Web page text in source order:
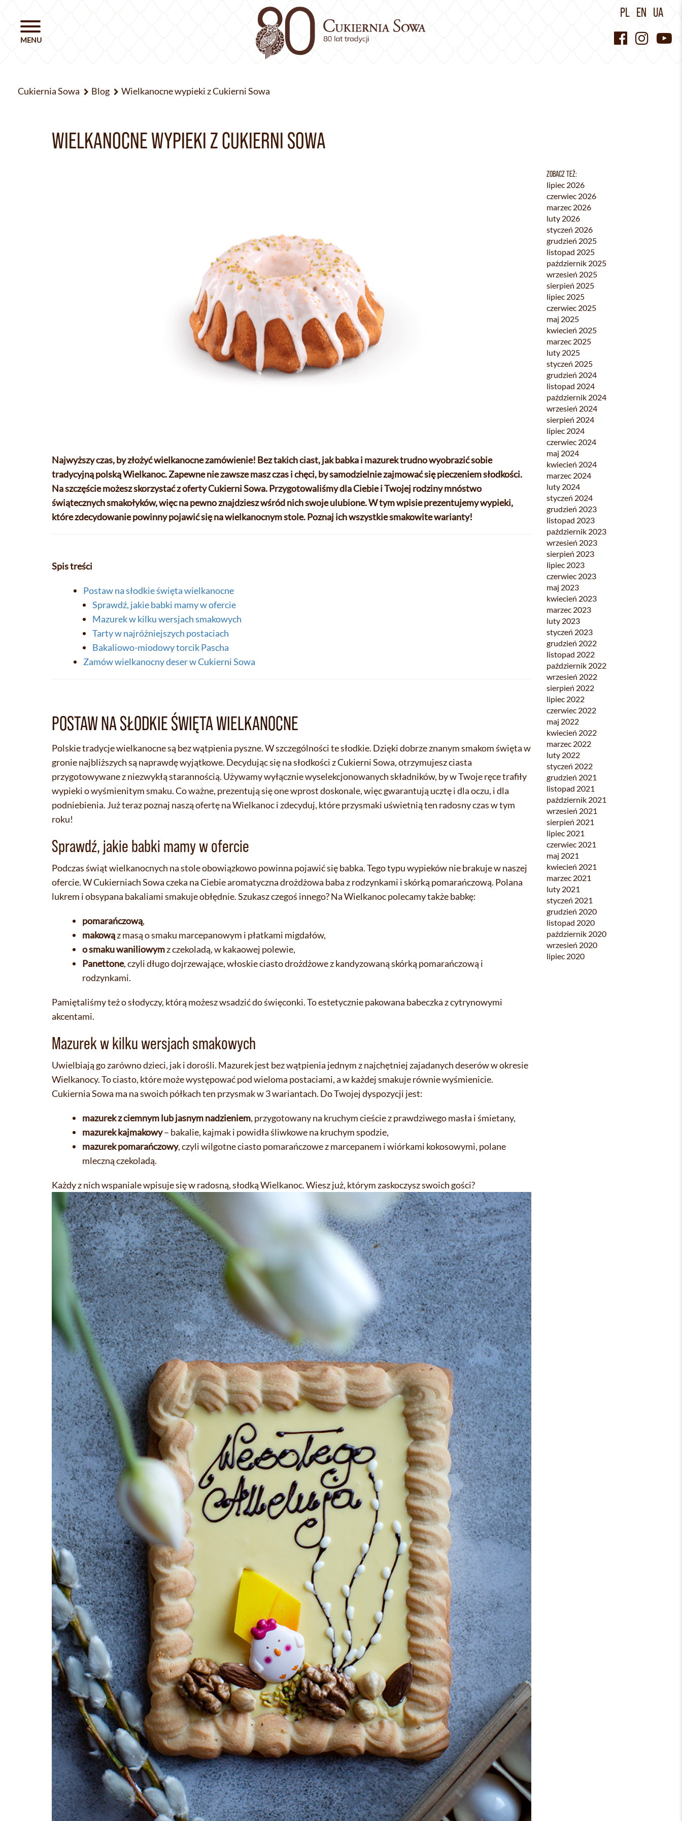
PL EN UA
Cukiernia Sowa Blog Wielkanocne wypieki z Cukierni Sowa
WIELKANOCNE WYPIEKI Z CUKIERNI SOWA
Najwyższy czas, by złożyć wielkanocne zamówienie! Bez takich ciast, jak babka i mazurek trudno wyobrazić sobie
tradycyjną polską Wielkanoc. Zapewne nie zawsze masz czas i chęci, by samodzielnie zajmować się pieczeniem słodkości.
Na szczęście możesz skorzystać z oferty Cukierni Sowa. Przygotowaliśmy dla Ciebie i Twojej rodziny mnóstwo
świątecznych smakołyków, więc na pewno znajdziesz wśród nich swoje ulubione. W tym wpisie prezentujemy wypieki,
które zdecydowanie powinny pojawić się na wielkanocnym stole. Poznaj ich wszystkie smakowite warianty!
Spis treści
Postaw na słodkie święta wielkanocne
Sprawdź, jakie babki mamy w ofercie
Mazurek w kilku wersjach smakowych
Tarty w najróżniejszych postaciach
Bakaliowo-miodowy torcik Pascha
Zamów wielkanocny deser w Cukierni Sowa
POSTAW NA SŁODKIE ŚWIĘTA WIELKANOCNE
Polskie tradycje wielkanocne są bez wątpienia pyszne. W szczególności te słodkie. Dzięki dobrze znanym smakom święta w
gronie najbliższych są naprawdę wyjątkowe. Decydując się na słodkości z Cukierni Sowa, otrzymujesz ciasta
przygotowywane z niezwykłą starannością. Używamy wyłącznie wyselekcjonowanych składników, by w Twoje ręce trafiły
wypieki o wyśmienitym smaku. Co ważne, prezentują się one wprost doskonale, więc gwarantują ucztę i dla oczu, i dla
podniebienia. Już teraz poznaj naszą ofertę na Wielkanoc i zdecyduj, które przysmaki uświetnią ten radosny czas w tym
roku!
Sprawdź, jakie babki mamy w ofercie
Podczas świąt wielkanocnych na stole obowiązkowo powinna pojawić się babka. Tego typu wypieków nie brakuje w naszej
ofercie. W Cukierniach Sowa czeka na Ciebie aromatyczna drożdżowa baba z rodzynkami i skórką pomarańczową. Polana
lukrem i obsypana bakaliami smakuje obłędnie. Szukasz czegoś innego? Na Wielkanoc polecamy także babkę:
pomarańczową,
makowąz masą o smaku marcepanowym i płatkami migdałów,
o smaku waniliowymz czekoladą, w kakaowej polewie,
Panettone, czyli długo dojrzewające, włoskie ciasto drożdżowe z kandyzowaną skórką pomarańczową i
rodzynkami.
Pamiętaliśmy też o słodyczy, którą możesz wsadzić do święconki. To estetycznie pakowana babeczka z cytrynowymi
akcentami.
Mazurek w kilku wersjach smakowych
Uwielbiają go zarówno dzieci, jak i dorośli. Mazurek jest bez wątpienia jednym z najchętniej zajadanych deserów w okresie
Wielkanocy. To ciasto, które może występować pod wieloma postaciami, a w każdej smakuje równie wyśmienicie.
Cukiernia Sowa ma na swoich półkach ten przysmak w 3 wariantach. Do Twojej dyspozycji jest:
mazurek z ciemnym lub jasnym nadzieniem, przygotowany na kruchym cieście z prawdziwego masła i śmietany,
mazurek kajmakowy– bakalie, kajmak i powidła śliwkowe na kruchym spodzie,
mazurek pomarańczowy, czyli wilgotne ciasto pomarańczowe z marcepanem i wiórkami kokosowymi, polane
mleczną czekoladą.
Każdy z nich wspaniale wpisuje się w radosną, słodką Wielkanoc. Wiesz już, którym zaskoczysz swoich gości?
ZOBACZ TEŻ:
lipiec 2026
czerwiec 2026
marzec 2026
luty 2026
styczeń 2026
grudzień 2025
listopad 2025
październik 2025
wrzesień 2025
sierpień 2025
lipiec 2025
czerwiec 2025
maj 2025
kwiecień 2025
marzec 2025
luty 2025
styczeń 2025
grudzień 2024
listopad 2024
październik 2024
wrzesień 2024
sierpień 2024
lipiec 2024
czerwiec 2024
maj 2024
kwiecień 2024
marzec 2024
luty 2024
styczeń 2024
grudzień 2023
listopad 2023
październik 2023
wrzesień 2023
sierpień 2023
lipiec 2023
czerwiec 2023
maj 2023
kwiecień 2023
marzec 2023
luty 2023
styczeń 2023
grudzień 2022
listopad 2022
październik 2022
wrzesień 2022
sierpień 2022
lipiec 2022
czerwiec 2022
maj 2022
kwiecień 2022
marzec 2022
luty 2022
styczeń 2022
grudzień 2021
listopad 2021
październik 2021
wrzesień 2021
sierpień 2021
lipiec 2021
czerwiec 2021
maj 2021
kwiecień 2021
marzec 2021
luty 2021
styczeń 2021
grudzień 2020
listopad 2020
październik 2020
wrzesień 2020
lipiec 2020